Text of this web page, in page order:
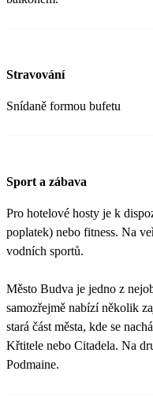
Stravování
Snídaně formou bufetu
Sport a zábava
Pro hotelové hosty je k
poplatek) nebo fitness. Na
vodních sportů.
Město Budva je jedno z
samozřejmě nabízí několik
stará část města, kde se
Křtitele nebo Citadela. Na
Podmaine.